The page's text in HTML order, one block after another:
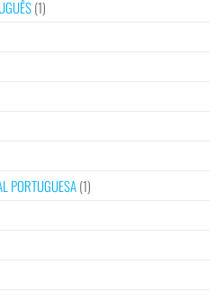
(1)
PORTUGUESA(1)